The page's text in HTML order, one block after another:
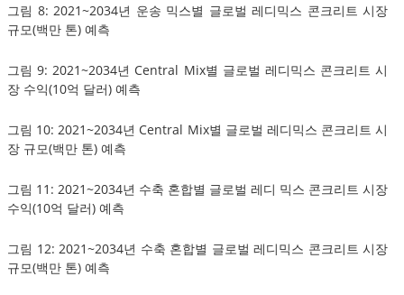
그림 8: 2021~2034년 운송 믹스별 글로벌 레디믹스 콘크리트 시장
규모(백만 톤) 예측
그림 9: 2021~2034년 Central Mix별 글로벌 레디믹스 콘크리트 시
장 수익(10억 달러) 예측
그림 10: 2021~2034년 Central Mix별 글로벌 레디믹스 콘크리트 시
장 규모(백만 톤) 예측
그림 11: 2021~2034년 수축 혼합별 글로벌 레디 믹스 콘크리트 시장
수익(10억 달러) 예측
그림 12: 2021~2034년 수축 혼합별 글로벌 레디믹스 콘크리트 시장
규모(백만 톤) 예측